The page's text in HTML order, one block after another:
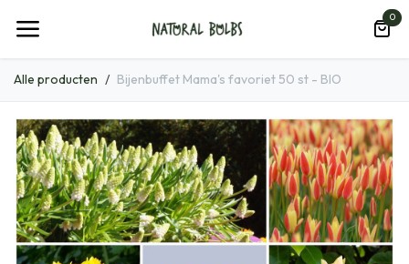
0
Alle producten Bijenbuffet Mama's favoriet 50 st - BIO